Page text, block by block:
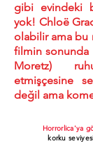
gibi evindeki
yok! Chloë
olabilir ama bu
filmin sonunda
Moretz)
etmişçesine
değil ama
Horrorlica'ya
korku seviyesi